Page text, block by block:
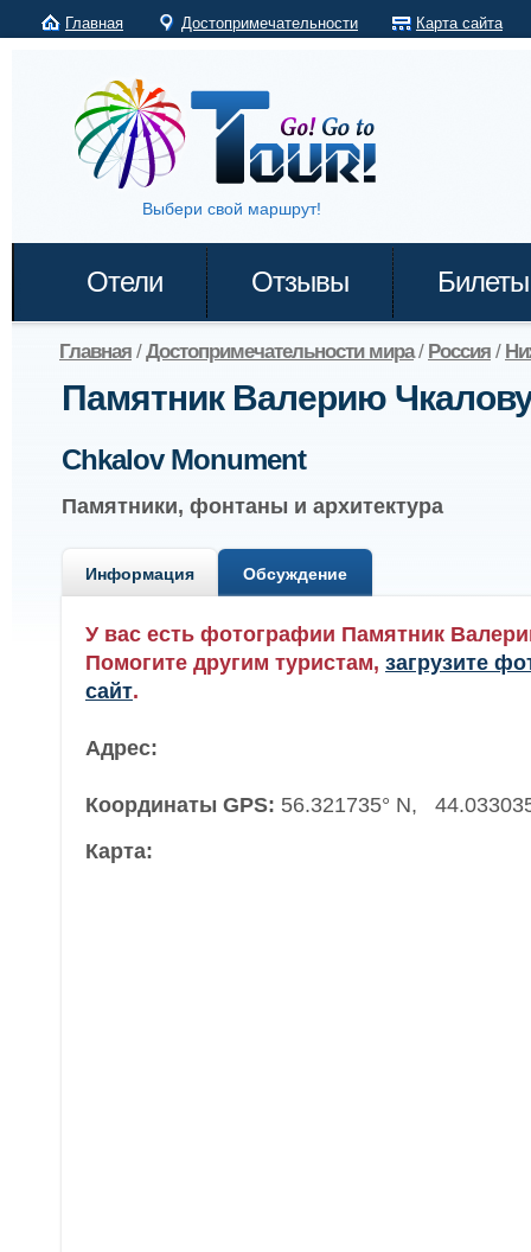
Главная Достопримечательности Карта сайта
Выбери свой маршрут!
Отели Отзывы Билеты
Главная /Достопримечательности мира/ Россия /
Памятник Валерию
Chkalov Monument
Памятники, фонтаны и архитектура
Информация Обсуждение
У вас есть фотографии Памятник
Помогите другим туристам, загрузите
сайт.
Адрес:
Координаты GPS: 56.321735° N,
Карта: